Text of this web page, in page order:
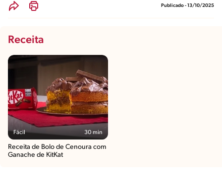
Publicado - 13/10/2025
Receita
Fácil 30 min
Receita de Bolo de Cenoura com
Ganache de KitKat